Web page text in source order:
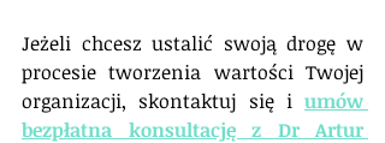
Jeżeli chcesz ustalić swoją drogę w
procesie tworzenia wartości Twojej
organizacji, skontaktuj się i umów
bezpłatna konsultację z Dr Artur